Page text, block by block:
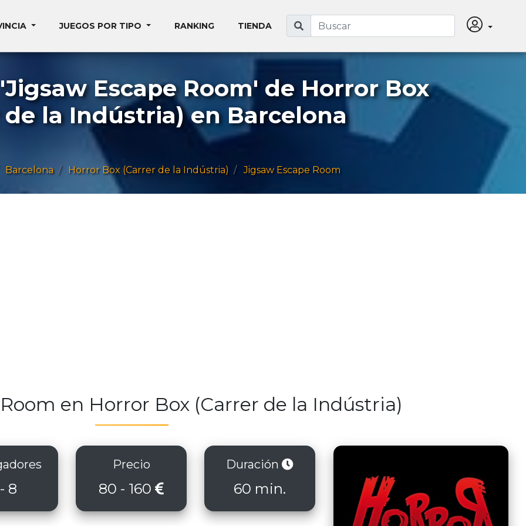
JUEGOS POR TIPO RANKING TIENDA
Escape Room' de Horror Box
de la Indústria) en Barcelona
Barcelona Horror Box (Carrer de la Indústria) Jigsaw Escape Room
en Horror Box (Carrer de la Indústria)
8
Precio
80 - 160
Duración
60 min.